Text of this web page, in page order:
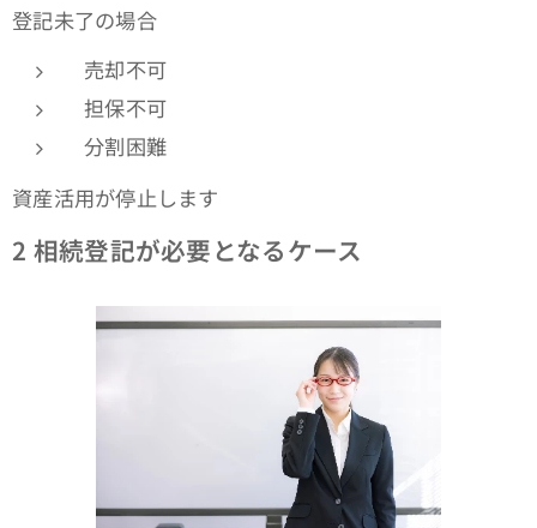
登記未了の場合
売却不可
担保不可
分割困難
資産活用が停止します
2 相続登記が必要となるケース